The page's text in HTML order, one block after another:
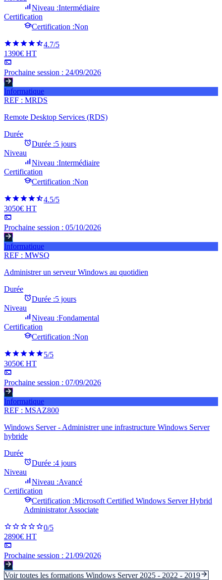
Niveau :Intermédiaire
Certification
Certification :Non
4.7/5
1390€ HT
Prochaine session : 24/09/2026
Informatique
REF : MRDS
Remote Desktop Services (RDS)
Durée
Durée :5 jours
Niveau
Niveau :Intermédiaire
Certification
Certification :Non
4.5/5
3050€ HT
Prochaine session : 05/10/2026
Informatique
REF : MWSQ
Administrer un serveur Windows au quotidien
Durée
Durée :5 jours
Niveau
Niveau :Fondamental
Certification
Certification :Non
5/5
3050€ HT
Prochaine session : 07/09/2026
Informatique
REF : MSAZ800
Windows Server - Administrer une infrastructure Windows Server
hybride
Durée
Durée :4 jours
Niveau
Niveau :Avancé
Certification
Certification :Microsoft Certified Windows Server Hybrid
Administrator Associate
0/5
2890€ HT
Prochaine session : 21/09/2026
Voir toutes les formations Windows Server 2025 - 2022 - 2019